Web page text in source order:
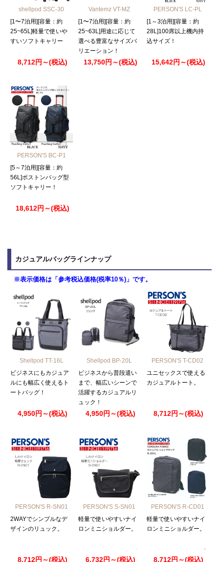
shellpod SSC-30
[1〜7泊用][容量：約
25~65L]軽量で使いや
すいソフトキャリー
8,712円～(税込)
Vantemz VT-MZ
[1〜7泊用][容量：約
25~63L]用途に応じて
選べる豊富なサイズバ
リエーション！
13,750円～(税込)
PERSON'S LC-PL
[1～3泊用][容量：約
28L]100席以上機内持
込サイズ！
15,642円～(税込)
PERSON'S BC-P1
[5～7泊用][容量：約
56L]ボストンバッグ型
ソフトキャリー！
18,612円～(税込)
カジュアルバッグラインナップ
※表示価格は「参考税込価格(税率10％)」です。
Shellpod TT-16L
ビジネスにもカジュア
ルにも幅広く使えるト
ートバッグ！
4,950円～(税込)
Shellpod BP-20L
ビジネスから普段遣い
まで、幅広いシーンで
活躍するカジュアルリ
ュック！
4,950円～(税込)
PERSON'S T-CD02
ユニセックスで使える
カジュアルトート。
8,712円～(税込)
PERSON'S R-SN01
2WAYでシンプルなデ
ザインのリュック。
8,712円～(税込)
PERSON'S S-SN01
軽量で使いやすいナイ
ロンミニショルダー。
6,732円～(税込)
PERSON'S R-CD01
軽量で使いやすいナイ
ロンミニショルダー。
8,712円～(税込)